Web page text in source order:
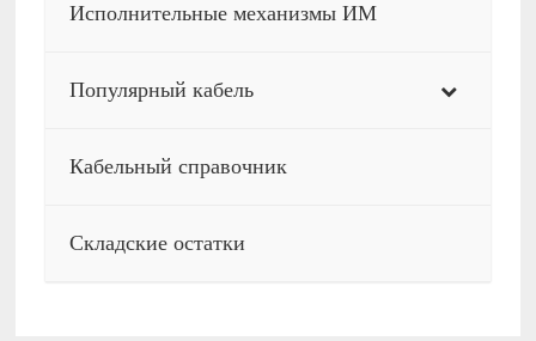
Исполнительные механизмы ИМ
Популярный кабель
Кабельный справочник
Складские остатки